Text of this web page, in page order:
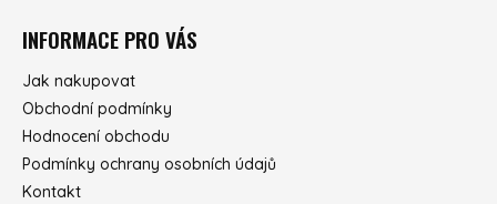
INFORMACE PRO VÁS
Jak nakupovat
Obchodní podmínky
Hodnocení obchodu
Podmínky ochrany osobních údajů
Kontakt